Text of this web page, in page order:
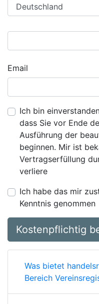
Email
Ich bin
dass Sie vor Ende
Ausführung der
beginnen. Mir ist
Vertragserfüllung
verliere
Ich habe das mir
Kenntnis genommen
Kostenpflichtig
Was bietet
Bereich